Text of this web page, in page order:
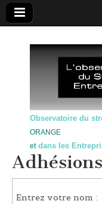
Observatoire du
ORANGE
etdans les
Adhésions
Entrez votre nom :